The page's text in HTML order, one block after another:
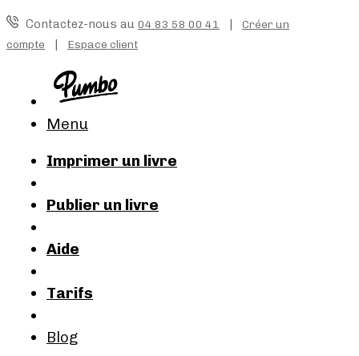
Contactez-nous au 04 83 58 00 41 | Créer un
compte | Espace client
Menu
Imprimer un livre
Publier un livre
Aide
Tarifs
Blog